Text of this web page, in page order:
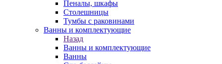
Пеналы, шкафы
Столешницы
Тумбы с раковинами
Ванны и комплектующие
Назад
Ванны и комплектующие
Ванны